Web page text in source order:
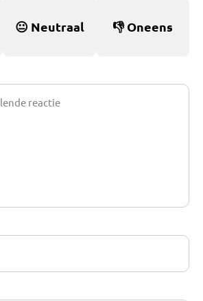
😐 Neutraal 👎Oneens